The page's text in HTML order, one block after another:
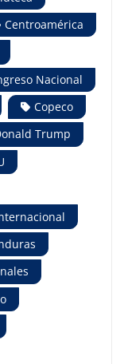
Centroamérica
Nacional
Copeco
Trump